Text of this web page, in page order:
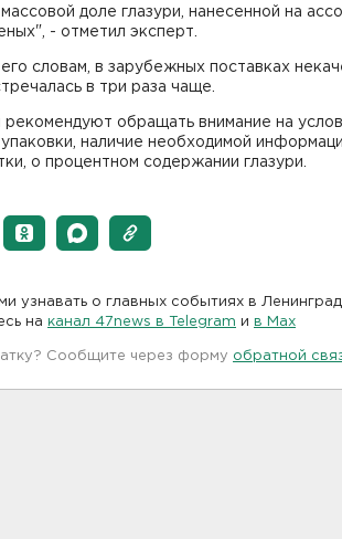
доле глазури, нанесенной на
- отметил эксперт.
его словам, в зарубежных поставках
в три раза чаще.
рекомендуют обращать внимание на
наличие необходимой
о процентном содержании глазури.
узнавать о главных событиях в
на канал 47news в Telegram и в Maх
Сообщите через форму обратной